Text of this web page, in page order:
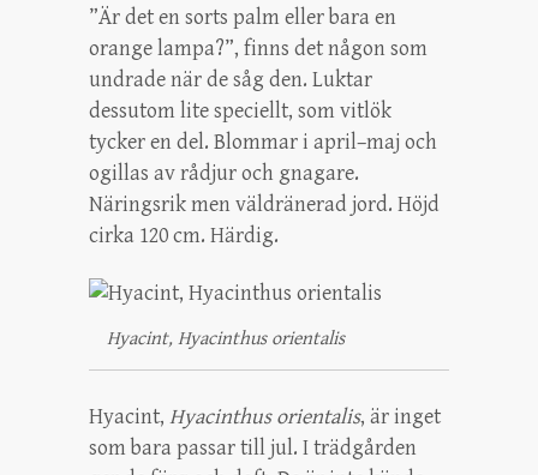
”Är det en sorts palm eller bara en
orange lampa?”, finns det någon som
undrade när de såg den. Luktar
dessutom lite speciellt, som vitlök
tycker en del. Blommar i april–maj och
ogillas av rådjur och gnagare.
Näringsrik men väldränerad jord. Höjd
cirka 120 cm. Härdig.
Hyacint, Hyacinthus orientalis
Hyacint, Hyacinthus orientalis, är inget
som bara passar till jul. I trädgården